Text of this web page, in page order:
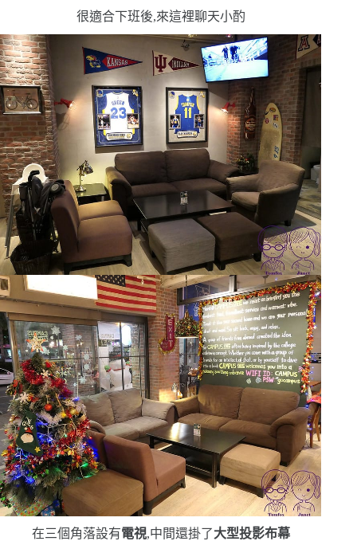
很適合下班後,來這裡聊天小酌
在三個角落設有電視,中間還掛了大型投影布幕